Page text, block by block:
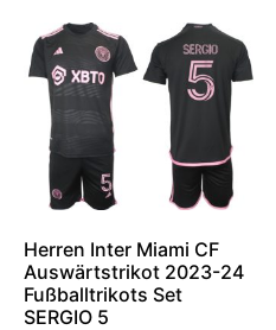
Herren Inter Miami CF
Auswärtstrikot 2023-24
Fußballtrikots Set
SERGIO 5